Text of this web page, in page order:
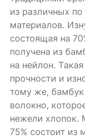
из различных
материалов.
состоящая на
получена из
на нейлон.
прочности и
тому же,
волокно,
нежели хлопок.
75% состоит из